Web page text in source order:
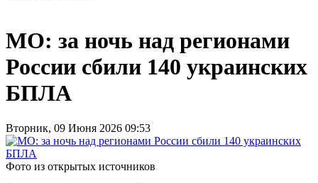
МО: за ночь над регионами
России сбили 140 украинских
БПЛА
Вторник, 09 Июня 2026 09:53
Фото из открытых источников